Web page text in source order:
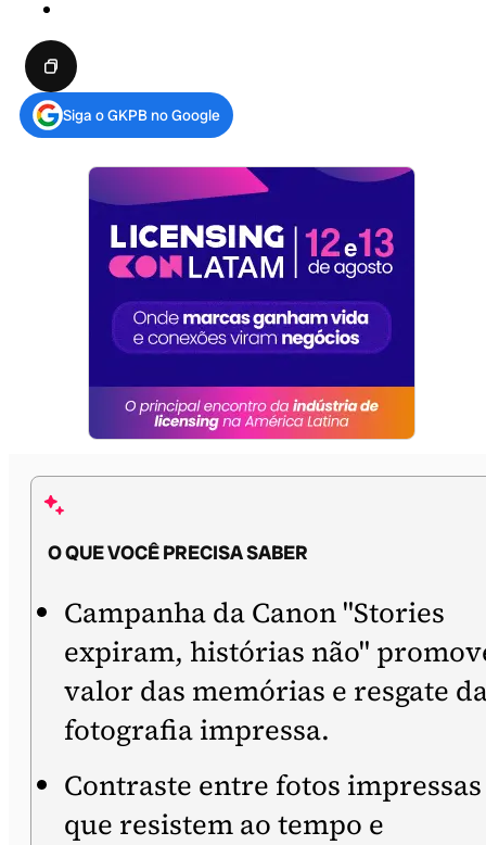
Siga o GKPB no Google
O QUE VOCÊ PRECISA SABER
Campanha da Canon "Stories
expiram, histórias não"
valor das memórias e resgate
fotografia impressa.
Contraste entre fotos impressas
que resistem ao tempo e